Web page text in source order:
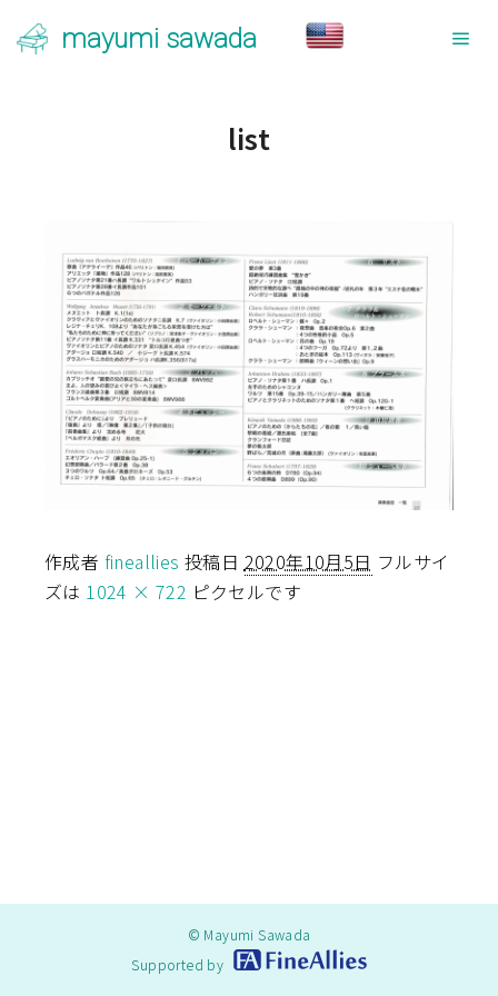
mayumi sawada
list
作成者 fineallies 投稿日 2020年10月5日 フルサイ
ズは 1024 × 722 ピクセルです
© Mayumi Sawada
Supported by